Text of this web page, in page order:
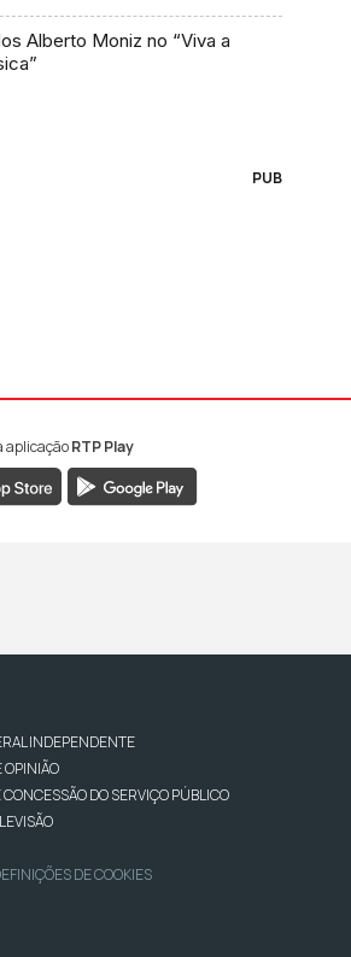
Alberto Moniz no “Viva a
PUB
1
Antena 1
Antena 1
aplicaçãoRTP Play
INDEPENDENTE
OPINIÃO
DO SERVIÇO PÚBLICO
DE COOKIES